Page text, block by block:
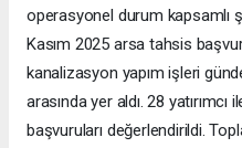
operasyonel durum kapsamlı
Kasım 2025 arsa tahsis
kanalizasyon yapım işleri
arasında yer aldı. 28
başvuruları değerlendirildi.